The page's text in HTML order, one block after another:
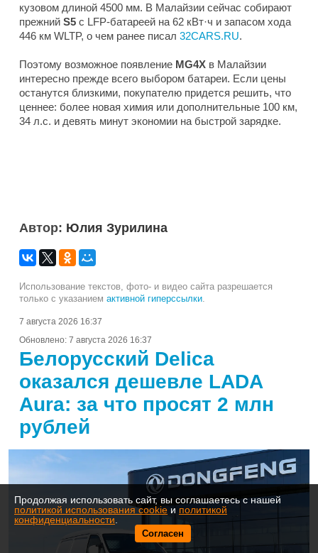
кузовом длиной 4500 мм. В Малайзии сейчас собирают
прежний S5 с LFP-батареей на 62 кВт·ч и запасом хода
446 км WLTP, о чем ранее писал 32CARS.RU.
Поэтому возможное появление MG4X в Малайзии
интересно прежде всего выбором батареи. Если цены
останутся близкими, покупателю придется решить, что
ценнее: более новая химия или дополнительные 100 км,
34 л.с. и девять минут экономии на быстрой зарядке.
Автор: Юлия Зурилина
Использование текстов, фото- и видео сайта разрешается
только с указанием активной гиперссылки
7 августа 2026 16:37
Обновлено: 7 августа 2026 16:37
Белорусский Delica
оказался дешевле LADA
Aura: за что просят 2 млн
рублей
Продолжая использовать сайт, вы соглашаетесь с нашей
политикой использования cookie и политикой
конфиденциальности
Согласен